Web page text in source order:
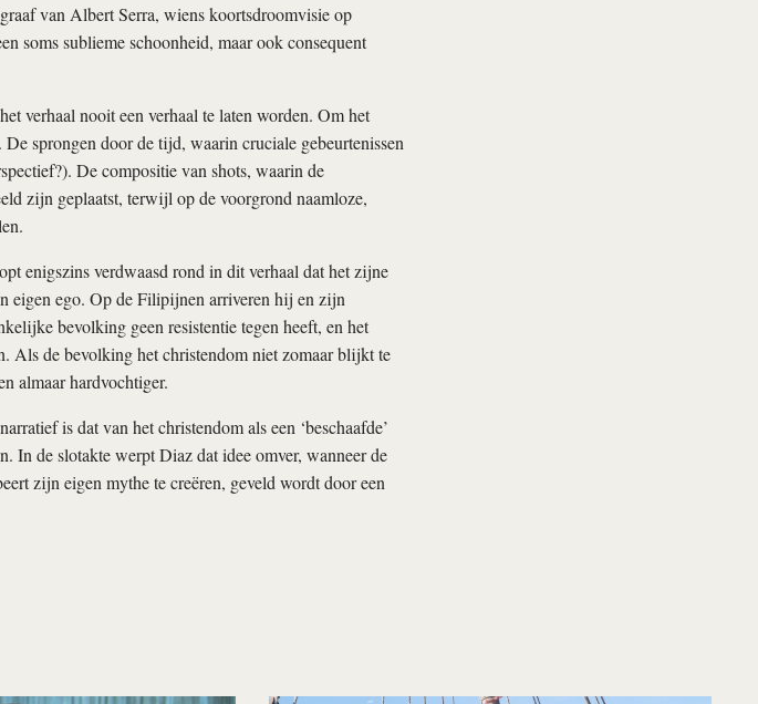
van Albert Serra, wiens koortsdroomvisie op
soms sublieme schoonheid, maar ook consequent
verhaal nooit een verhaal te laten worden. Om het
sprongen door de tijd, waarin cruciale gebeurtenissen
De compositie van shots, waarin de
zijn geplaatst, terwijl op de voorgrond naamloze,
enigszins verdwaasd rond in dit verhaal dat het zijne
eigen ego. Op de Filipijnen arriveren hij en zijn
bevolking geen resistentie tegen heeft, en het
Als de bevolking het christendom niet zomaar blijkt te
almaar hardvochtiger.
is dat van het christendom als een ‘beschaafde’
In de slotakte werpt Diaz dat idee omver, wanneer de
zijn eigen mythe te creëren, geveld wordt door een